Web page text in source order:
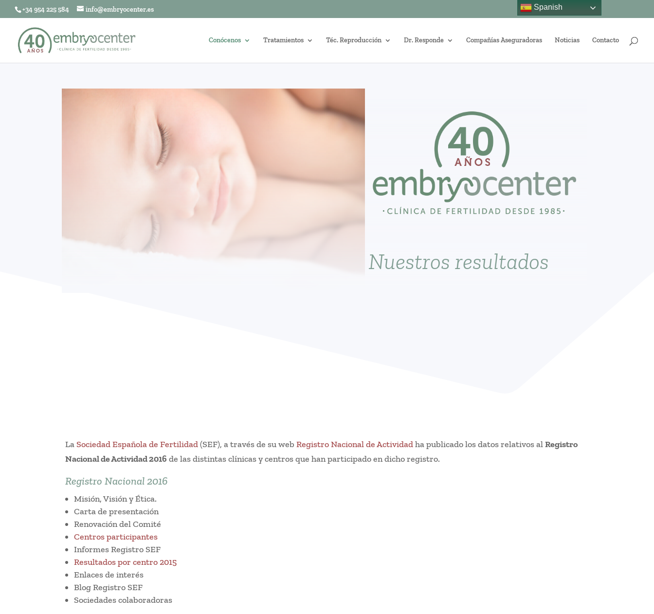
+34 954 225 584 info@embryocenter.es
Conócenos Tratamientos Téc. Reproducción Dr. Responde Compañías Aseguradoras Noticias Contacto
Nuestros resultados
La Sociedad Española de Fertilidad(SEF), a través de su webRegistro Nacional de Actividadha publicado los datos relativos alRegistro
Nacional de Actividad 2016 de las distintas clínicas y centros que han participado en dicho registro.
Registro Nacional 2016
Misión, Visión y Ética.
Carta de presentación
Renovación del Comité
Centros participantes
Informes Registro SEF
Resultados por centro 2015
Enlaces de interés
Blog Registro SEF
Sociedades colaboradoras
Spanish